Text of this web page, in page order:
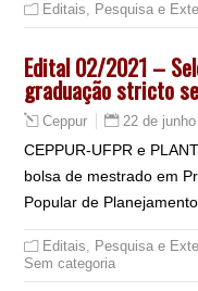
Editais, Pesquisa e
Edital 02/2021 –
graduação stricto
Ceppur 22 de
CEPPUR-UFPR e
bolsa de mestrado em
Popular de
Editais, Pesquisa e
Sem categoria